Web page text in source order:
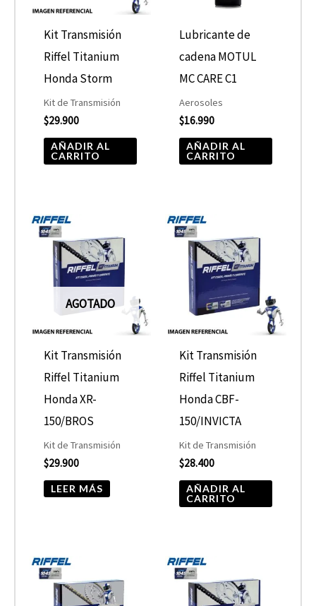
Kit Transmisión
Riffel Titanium
Honda Storm
Kit de Transmisión
$29.900
AÑADIR AL
CARRITO
Lubricante de
cadena MOTUL
MC CARE C1
Aerosoles
$16.990
AÑADIR AL
CARRITO
AGOTADO
Kit Transmisión
Riffel Titanium
Honda XR-
150/BROS
Kit de Transmisión
$29.900
LEER MÁS
Kit Transmisión
Riffel Titanium
Honda CBF-
150/INVICTA
Kit de Transmisión
$28.400
AÑADIR AL
CARRITO